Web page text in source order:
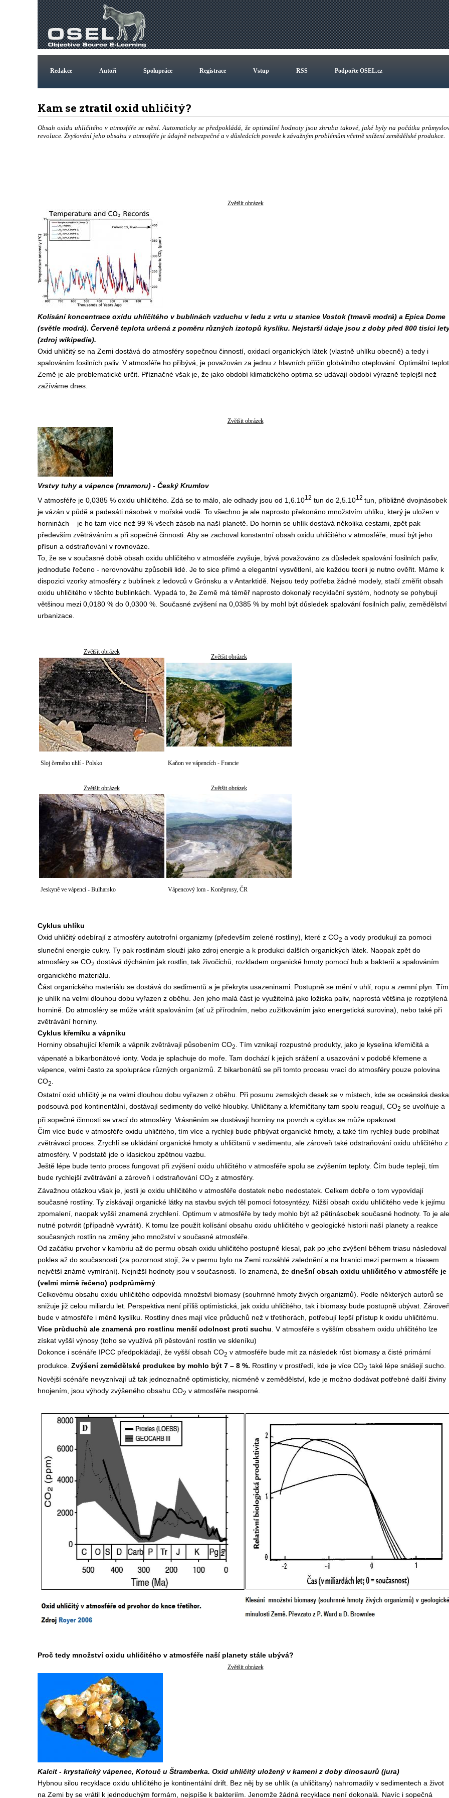
Redakce Autoři Spolupráce Registrace Vstup RSS Podpořte OSEL.cz
Kam se ztratil oxid uhličitý?
Obsah oxidu uhličitého v atmosféře se mění. Automaticky se předpokládá, že optimální hodnoty jsou zhruba takové, jaké byly na počátku
revoluce. Zvyšování jeho obsahu v atmosféře je údajně nebezpečné a v důsledcích povede k závažným problémům včetně snížení zemědělské produkce.
Zvětšit obrázek
Kolísání koncentrace oxidu uhličitého v bublinách vzduchu v ledu z vrtu u stanice Vostok (tmavě modrá) a Epica Dome
(světle modrá). Červeně teplota určená z poměru různých izotopů kyslíku. Nejstarší údaje jsou z doby před 800 tisíci
(zdroj wikipedie).
Oxid uhličitý se na Zemi dostává do atmosféry sopečnou činností, oxidací organických látek (vlastně uhlíku obecně) a tedy i
spalováním fosilních paliv. V atmosféře ho přibývá, je považován za jednu z hlavních příčin globálního oteplování. Optimální
Země je ale problematické určit. Příznačné však je, že jako období klimatického optima se udávají období výrazně teplejší než
zažíváme dnes.
Zvětšit obrázek
Vrstvy tuhy a vápence (mramoru) - Český Krumlov
V atmosféře je 0,0385 % oxidu uhličitého. Zdá se to málo, ale odhady jsou od 1,6.1012 tun do 2,5.1012 tun, přibližně dvojnásobek
je vázán v půdě a padesáti násobek v mořské vodě. To všechno je ale naprosto překonáno množstvím uhlíku, který je uložen v
horninách – je ho tam více než 99 % všech zásob na naší planetě. Do hornin se uhlík dostává několika cestami, zpět pak
především zvětráváním a při sopečné činnosti. Aby se zachoval konstantní obsah oxidu uhličitého v atmosféře, musí být jeho
přísun a odstraňování v rovnováze.
To, že se v současné době obsah oxidu uhličitého v atmosféře zvyšuje, bývá považováno za důsledek spalování fosilních paliv,
jednoduše řečeno - nerovnováhu způsobili lidé. Je to sice přímé a elegantní vysvětlení, ale každou teorii je nutno ověřit. Máme k
dispozici vzorky atmosféry z bublinek z ledovců v Grónsku a v Antarktidě. Nejsou tedy potřeba žádné modely, stačí změřit obsah
oxidu uhličitého v těchto bublinkách. Vypadá to, že Země má téměř naprosto dokonalý recyklační systém, hodnoty se pohybují
většinou mezi 0,0180 % do 0,0300 %. Současné zvýšení na 0,0385 % by mohl být důsledek spalování fosilních paliv, zemědělství
urbanizace.
Zvětšit obrázek
Zvětšit obrázek
Sloj černého uhlí - Polsko Kaňon ve vápencích - Francie
Zvětšit obrázek Zvětšit obrázek
Jeskyně ve vápenci - Bulharsko Vápencový lom - Koněprusy, ČR
Cyklus uhlíku
Oxid uhličitý odebírají z atmosféry autotrofní organizmy (především zelené rostliny), které z CO2 a vody produkují za pomoci
sluneční energie cukry. Ty pak rostlinám slouží jako zdroj energie a k produkci dalších organických látek. Naopak zpět do
atmosféry se CO2 dostává dýcháním jak rostlin, tak živočichů, rozkladem organické hmoty pomocí hub a bakterií a spalováním
organického materiálu.
Část organického materiálu se dostává do sedimentů a je překryta usazeninami. Postupně se mění v uhlí, ropu a zemní plyn. Tím
je uhlík na velmi dlouhou dobu vyřazen z oběhu. Jen jeho malá část je využitelná jako ložiska paliv, naprostá většina je rozptýlená
hornině. Do atmosféry se může vrátit spalováním (ať už přírodním, nebo zužitkováním jako energetická surovina), nebo také při
zvětrávání horniny.
Cyklus křemíku a vápníku
Horniny obsahující křemík a vápník zvětrávají působením CO2. Tím vznikají rozpustné produkty, jako je kyselina křemičitá a
vápenaté a bikarbonátové ionty. Voda je splachuje do moře. Tam dochází k jejich srážení a usazování v podobě křemene a
vápence, velmi často za spolupráce různých organizmů. Z bikarbonátů se při tomto procesu vrací do atmosféry pouze polovina
CO2
Ostatní oxid uhličitý je na velmi dlouhou dobu vyřazen z oběhu. Při posunu zemských desek se v místech, kde se oceánská deska
podsouvá pod kontinentální, dostávají sedimenty do velké hloubky. Uhličitany a křemičitany tam spolu reagují, CO2 se uvolňuje a
při sopečné činnosti se vrací do atmosféry. Vrásněním se dostávají horniny na povrch a cyklus se může opakovat.
Čím více bude v atmosféře oxidu uhličitého, tím více a rychleji bude přibývat organické hmoty, a také tím rychleji bude probíhat
zvětrávací proces. Zrychlí se ukládání organické hmoty a uhličitanů v sedimentu, ale zároveň také odstraňování oxidu uhličitého z
atmosféry. V podstatě jde o klasickou zpětnou vazbu.
Ještě lépe bude tento proces fungovat při zvýšení oxidu uhličitého v atmosféře spolu se zvýšením teploty. Čím bude tepleji, tím
bude rychlejší zvětrávání a zároveň i odstraňování CO2 z atmosféry.
Závažnou otázkou však je, jestli je oxidu uhličitého v atmosféře dostatek nebo nedostatek. Celkem dobře o tom vypovídají
současné rostliny. Ty získávají organické látky na stavbu svých těl pomocí fotosyntézy. Nižší obsah oxidu uhličitého vede k jejímu
zpomalení, naopak vyšší znamená zrychlení. Optimum v atmosféře by tedy mohlo být až pětinásobek současné hodnoty. To je ale
nutné potvrdit (případně vyvrátit). K tomu lze použít kolísání obsahu oxidu uhličitého v geologické historii naší planety a reakce
současných rostlin na změny jeho množství v současné atmosféře.
Od začátku prvohor v kambriu až do permu obsah oxidu uhličitého postupně klesal, pak po jeho zvýšení během triasu následoval
pokles až do současnosti (za pozornost stojí, že v permu bylo na Zemi rozsáhlé zalednění a na hranici mezi permem a triasem
největší známé vymírání). Nejnižší hodnoty jsou v současnosti. To znamená, že dnešní obsah oxidu uhličitého v atmosféře je
(velmi mírně řečeno) podprůměrný.
Celkovému obsahu oxidu uhličitého odpovídá množství biomasy (souhrnné hmoty živých organizmů). Podle některých autorů se
snižuje již celou miliardu let. Perspektiva není příliš optimistická, jak oxidu uhličitého, tak i biomasy bude postupně ubývat.
bude v atmosféře i méně kyslíku. Rostliny dnes mají více průduchů než v třetihorách, potřebují lepší přístup k oxidu uhličitému.
Více průduchů ale znamená pro rostlinu menší odolnost proti suchu. V atmosféře s vyšším obsahem oxidu uhličitého lze
získat vyšší výnosy (toho se využívá při pěstování rostlin ve skleníku)
Dokonce i scénáře IPCC předpokládají, že vyšší obsah CO2 v atmosféře bude mít za následek růst biomasy a čisté primární
produkce. Zvýšení zemědělské produkce by mohlo být 7 – 8 %. Rostliny v prostředí, kde je více CO2 také lépe snášejí sucho.
Novější scénáře nevyznívají už tak jednoznačně optimisticky, nicméně v zemědělství, kde je možno dodávat potřebné další živiny
hnojením, jsou výhody zvýšeného obsahu CO2 v atmosféře nesporné.
Proč tedy množství oxidu uhličitého v atmosféře naší planety stále ubývá?
Zvětšit obrázek
Kalcit - krystalický vápenec, Kotouč u Štramberka. Oxid uhličitý uložený v kameni z doby dinosaurů (jura)
Hybnou silou recyklace oxidu uhličitého je kontinentální drift. Bez něj by se uhlík (a uhličitany) nahromadily v sedimentech a život
na Zemi by se vrátil k jednoduchým formám, nejspíše k bakteriím. Jenomže žádná recyklace není dokonalá. Navíc i sopečná